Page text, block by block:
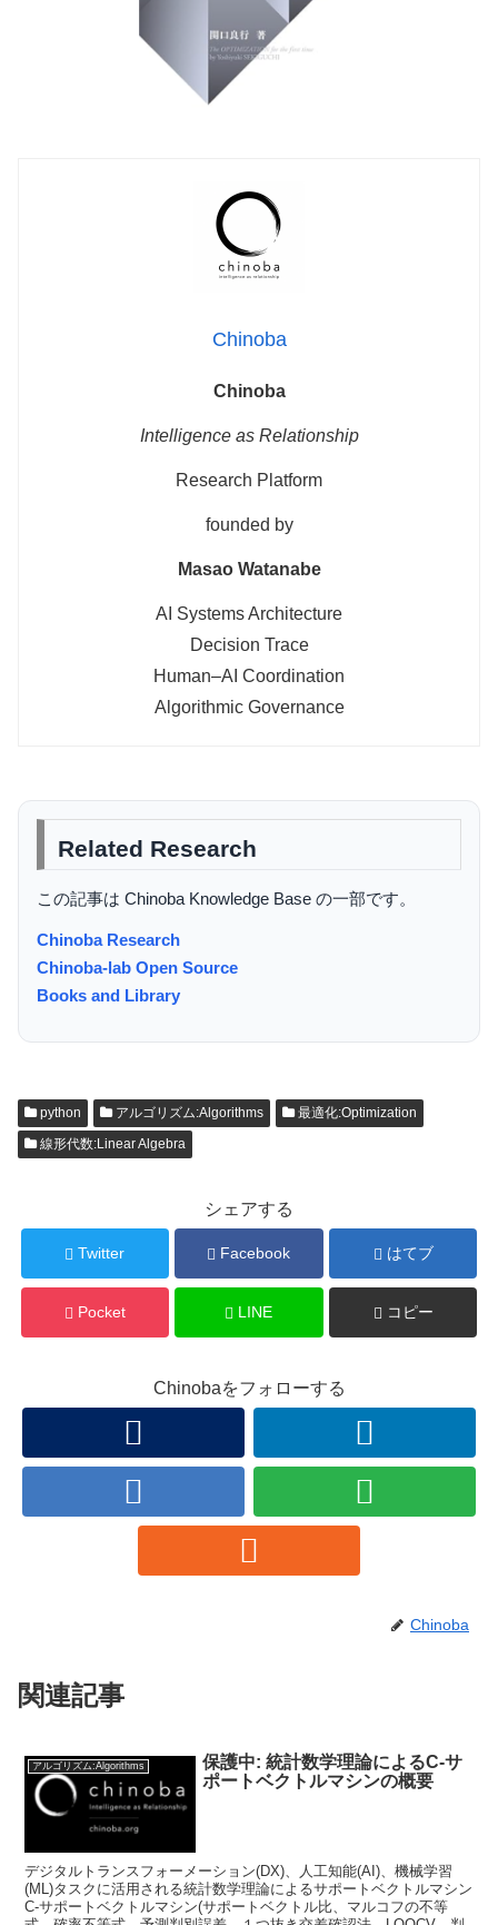
Chinoba
Chinoba
Intelligence as Relationship
Research Platform
founded by
Masao Watanabe
AI Systems Architecture
Decision Trace
Human–AI Coordination
Algorithmic Governance
Related Research
この記事は Chinoba Knowledge Base の一部です。
Chinoba Research
Chinoba-lab Open Source
Books and Library
python アルゴリズム:Algorithms
最適化:Optimization
線形代数:Linear Algebra
シェアする
Twitter Facebook はてブ
Pocket LINE コピー
Chinobaをフォローする
Chinoba
関連記事
アルゴリズム:Algorithms
保護中: 統計数学理論によるC-サ
ポートベクトルマシンの概要
デジタルトランスフォーメーション(DX)、人工知能(AI)、機械学習
(ML)タスクに活用される統計数学理論によるサポートベクトルマシン
C-サポートベクトルマシン(サポートベクトル比、マルコフの不等